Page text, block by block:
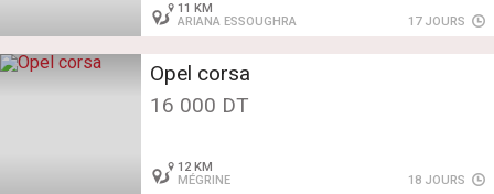
11 KM
ARIANA ESSOUGHRA
17 JOURS
Opel corsa
16 000 DT
12 KM
MÉGRINE
18 JOURS